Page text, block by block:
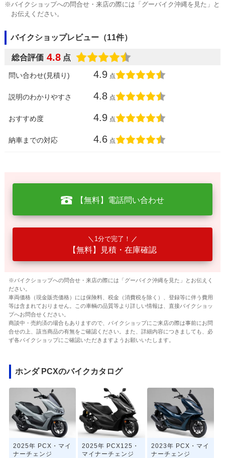
※バイクショップへの問合せ・来店の際には「グーバイク沖縄を見た」と
お伝えください。
バイクショップレビュー（11件）
総合評価 4.8 点
問い合わせ(見積り) 4.9 点
説明のわかりやすさ 4.8 点
おすすめ度 4.9 点
納車までの対応 4.6 点
【無料】電話問い合わせ
1分で完了！
【無料】見積・在庫確認
※バイクショップへの問合せ・来店の際には「グーバイク沖縄を見た」とお伝えく
ださい。
車両価格（現金販売価格）には保険料、税金（消費税を除く）、登録等に伴う費用
等は含まれておりません。この車輌の品質等より詳しい情報は、直接バイクショッ
プへお問合せください。
商談中・売約済の場合もありますので、バイクショップにご来店の際は事前にお問
合せの上、該当商品の有無をご確認ください。また、詳細内容につきましても、必
ず各バイクショップにご確認いただきますようお願いいたします。
ホンダ PCXのバイクカタログ
2025年 PCX・マイ
ナーチェンジ
2025年 PCX125・
マイナーチェンジ
2023年 PCX・マイ
ナーチェンジ